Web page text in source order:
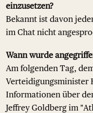
einzusetzen?
Bekannt ist davon
im Chat nicht
Wann wurde
Am folgenden Tag,
Verteidigungsminister
Informationen über
Jeffrey Goldberg im